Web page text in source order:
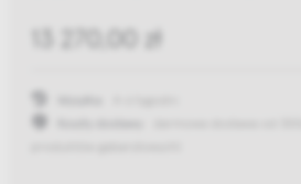
13 270,00 zł